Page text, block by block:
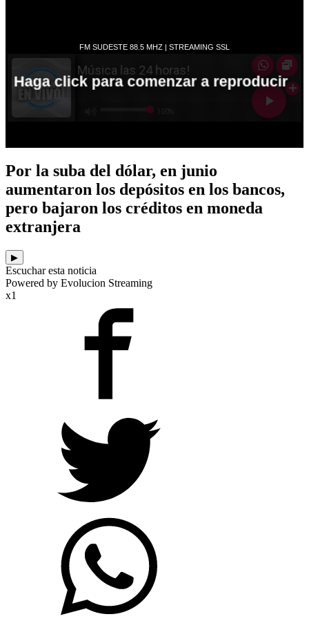
Por la suba del dólar, en junio
aumentaron los depósitos en los bancos,
pero bajaron los créditos en moneda
extranjera
▶
Escuchar esta noticia
Powered by Evolucion Streaming
x1